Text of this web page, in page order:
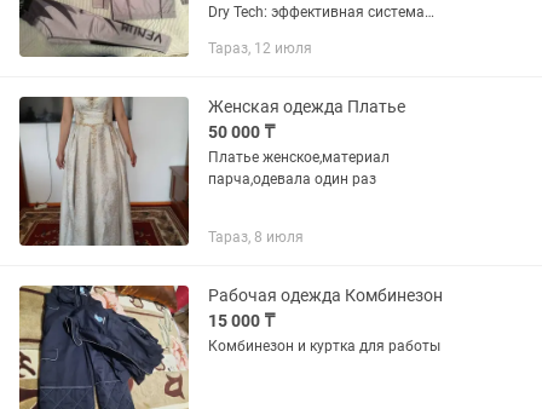
Dry Tech: эффективная система
скорость вывода влаги с тела; -
Тараз, 12 июля
Женская одежда Платье
50 000 ₸
Платье женское,материал
парча,одевала один раз
Тараз, 8 июля
Рабочая одежда Комбинезон
15 000 ₸
Комбинезон и куртка для работы